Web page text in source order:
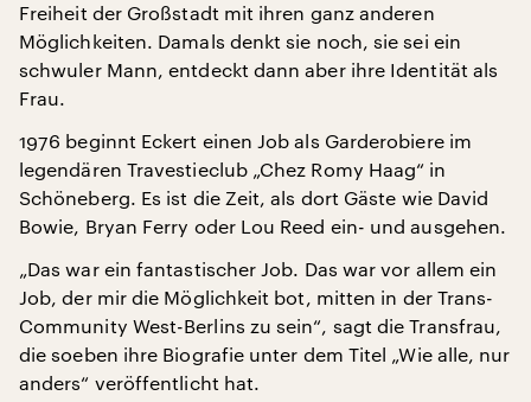
Freiheit der Großstadt mit ihren ganz anderen
Möglichkeiten. Damals denkt sie noch, sie sei ein
schwuler Mann, entdeckt dann aber ihre Identität als
Frau.
1976 beginnt Eckert einen Job als Garderobiere im
legendären Travestieclub „Chez Romy Haag“ in
Schöneberg. Es ist die Zeit, als dort Gäste wie David
Bowie, Bryan Ferry oder Lou Reed ein- und ausgehen.
„Das war ein fantastischer Job. Das war vor allem ein
Job, der mir die Möglichkeit bot, mitten in der Trans-
Community West-Berlins zu sein“, sagt die Transfrau,
die soeben ihre Biografie unter dem Titel „Wie alle, nur
anders“ veröffentlicht hat.